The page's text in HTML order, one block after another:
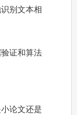
别文本相
证和算法
论文还是